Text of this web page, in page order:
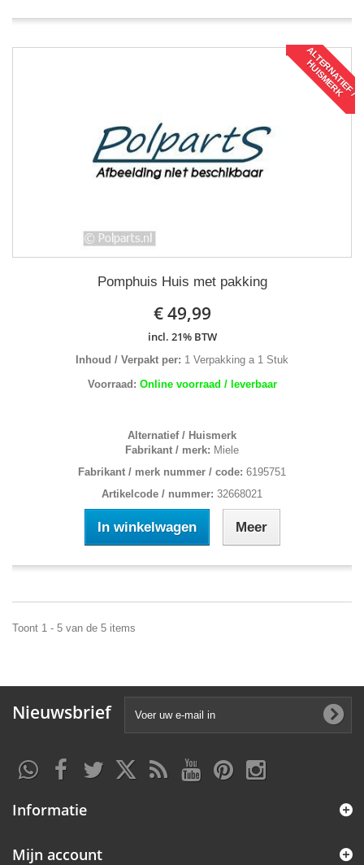
A
L
T
E
R
N
A
T
I
E
F
/
H
U
I
S
M
E
R
K
Pomphuis Huis met pakking
€ 49,99
incl. 21% BTW
Inhoud / Verpakt per: 1 Verpakking a 1 Stuk
Voorraad: Online voorraad / leverbaar
Alternatief / Huismerk
Fabrikant / merk: Miele
Fabrikant / merk nummer / code: 6195751
Artikelcode / nummer: 32668021
In winkelwagen Meer
Toont 1 - 5 van de 5 items
Nieuwsbrief
Informatie
Mijn account